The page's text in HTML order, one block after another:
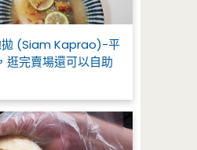
拋 (Siam Kaprao)-平
逛完賣場還可以自助